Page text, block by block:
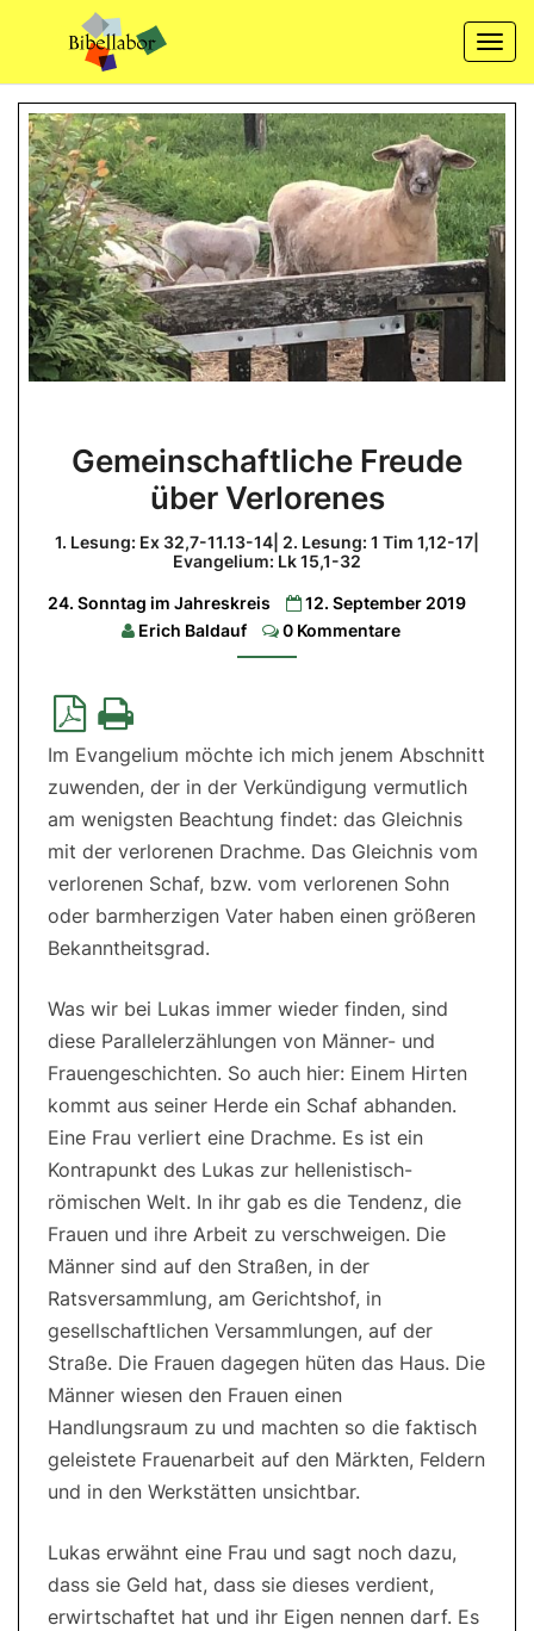
content
Freude
über
Verlorenes
1.
Ex
32,7-
11.13-
17|
Evangelium:
Lk
32
Gemeinschaftliche Freude
über Verlorenes
1. Lesung: Ex 32,7-11.13-14| 2. Lesung: 1 Tim 1,12-17|
Evangelium: Lk 15,1-32
24. Sonntag im Jahreskreis
12. September 2019
Erich Baldauf
Comments
0 Kommentare
Im Evangelium möchte ich mich jenem Abschnitt
zuwenden, der in der Verkündigung vermutlich
am wenigsten Beachtung findet: das Gleichnis
mit der verlorenen Drachme. Das Gleichnis vom
verlorenen Schaf, bzw. vom verlorenen Sohn
oder barmherzigen Vater haben einen größeren
Bekanntheitsgrad.
Was wir bei Lukas immer wieder finden, sind
diese Parallelerzählungen von Männer- und
Frauengeschichten. So auch hier: Einem Hirten
kommt aus seiner Herde ein Schaf abhanden.
Eine Frau verliert eine Drachme. Es ist ein
Kontrapunkt des Lukas zur hellenistisch-
römischen Welt. In ihr gab es die Tendenz, die
Frauen und ihre Arbeit zu verschweigen. Die
Männer sind auf den Straßen, in der
Ratsversammlung, am Gerichtshof, in
gesellschaftlichen Versammlungen, auf der
Straße. Die Frauen dagegen hüten das Haus. Die
Männer wiesen den Frauen einen
Handlungsraum zu und machten so die faktisch
geleistete Frauenarbeit auf den Märkten, Feldern
und in den Werkstätten unsichtbar.
Lukas erwähnt eine Frau und sagt noch dazu,
dass sie Geld hat, dass sie dieses verdient,
erwirtschaftet hat und ihr Eigen nennen darf. Es